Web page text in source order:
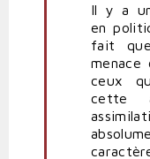
Il y a
en
fait
menace
ceux
cette